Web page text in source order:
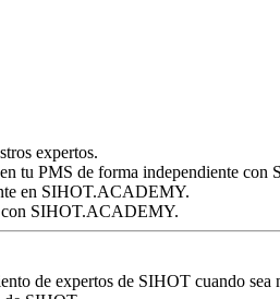
expertos.
tu PMS de forma independiente
en SIHOT.ACADEMY.
con SIHOT.ACADEMY.
de expertos de SIHOT cuando sea